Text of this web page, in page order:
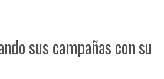
sus campañas con su